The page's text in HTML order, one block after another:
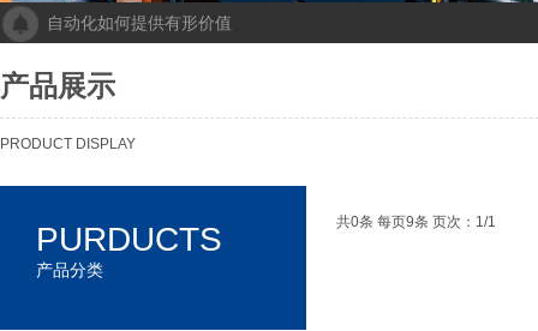
自动化如何提供有形价值
“未来工厂”啥样？机器人生“匠心”自动化会“上网”
个性化批量生产，灵活性显著提高！Faulhaber加速推动自动化生产
共0条 每页9条 页次：1/1
PURDUCTS
产品分类
产品展示
PRODUCT DISPLAY